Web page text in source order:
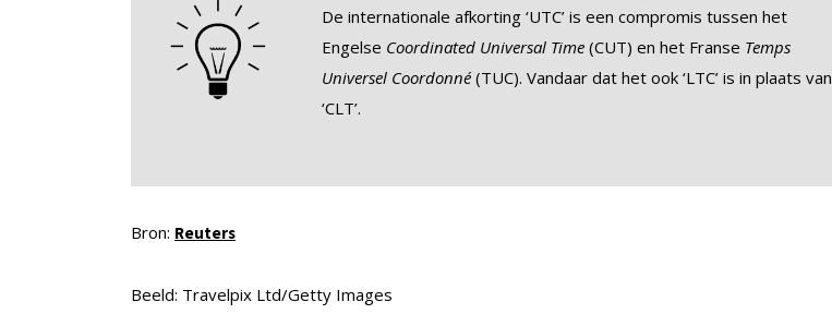
De internationale afkorting ‘UTC’ is een compromis tussen het
Engelse Coordinated Universal Time (CUT) en het Franse Temps
Universel Coordonné (TUC). Vandaar dat het ook ‘LTC’ is in plaats van
‘CLT’.
Bron: Reuters
Beeld: Travelpix Ltd/Getty Images